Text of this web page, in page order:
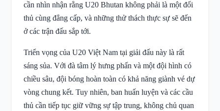
cần nhìn nhận rằng U20 Bhutan không phải là một đối
thủ cùng đẳng cấp, và những thử thách thực sự sẽ đến
ở các trận đấu sắp tới.
Triển vọng của U20 Việt Nam tại giải đấu này là rất
sáng sủa. Với đà tâm lý hưng phấn và một đội hình có
chiều sâu, đội bóng hoàn toàn có khả năng giành vé dự
vòng chung kết. Tuy nhiên, ban huấn luyện và các cầu
thủ cần tiếp tục giữ vững sự tập trung, không chủ quan